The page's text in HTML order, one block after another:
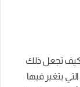
كيف تجعل ذلك
يتغير فيها